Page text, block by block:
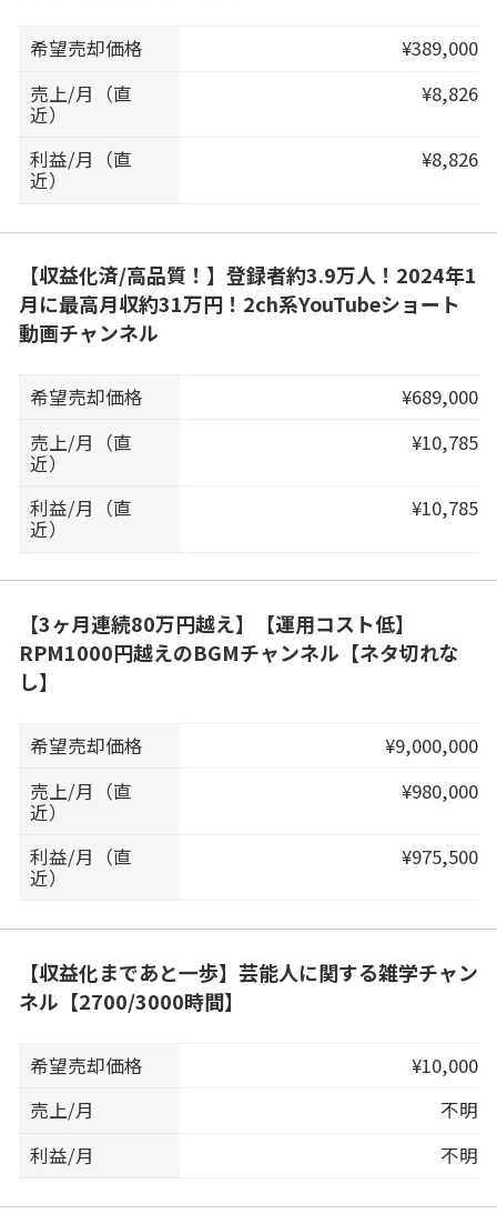
希望売却価格
¥389,000
売上/月（直
近）
¥8,826
利益/月（直
近）
¥8,826
【収益化済/高品質！】登録者約3.9万人！2024年1
月に最高月収約31万円！2ch系YouTubeショート
動画チャンネル
希望売却価格
¥689,000
売上/月（直
近）
¥10,785
利益/月（直
近）
¥10,785
【3ヶ月連続80万円越え】【運用コスト低】
RPM1000円越えのBGMチャンネル【ネタ切れな
し】
希望売却価格
¥9,000,000
売上/月（直
近）
¥980,000
利益/月（直
近）
¥975,500
【収益化まであと一歩】芸能人に関する雑学チャン
ネル【2700/3000時間】
希望売却価格
¥10,000
売上/月
不明
利益/月
不明